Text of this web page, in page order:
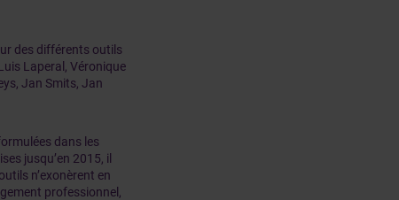
des différents outils
Laperal, Véronique
Jan Smits, Jan
dans les
jusqu’en 2015, il
n’exonèrent en
professionnel,